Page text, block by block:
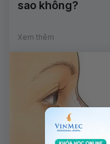
sao không?
Xem thêm